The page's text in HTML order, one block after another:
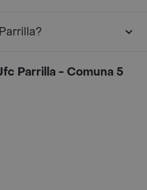
Parrilla - Comuna 5